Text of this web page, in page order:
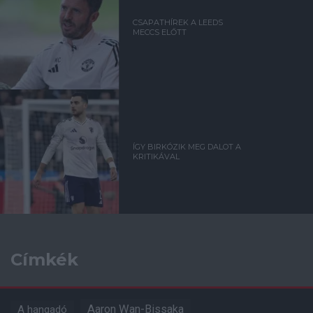
CSAPATHÍREK A LEEDS
MECCS ELŐTT
ÍGY BIRKÓZIK MEG DALOT A
KRITIKÁVAL
Címkék
A hangadó Aaron Wan-Bissaka